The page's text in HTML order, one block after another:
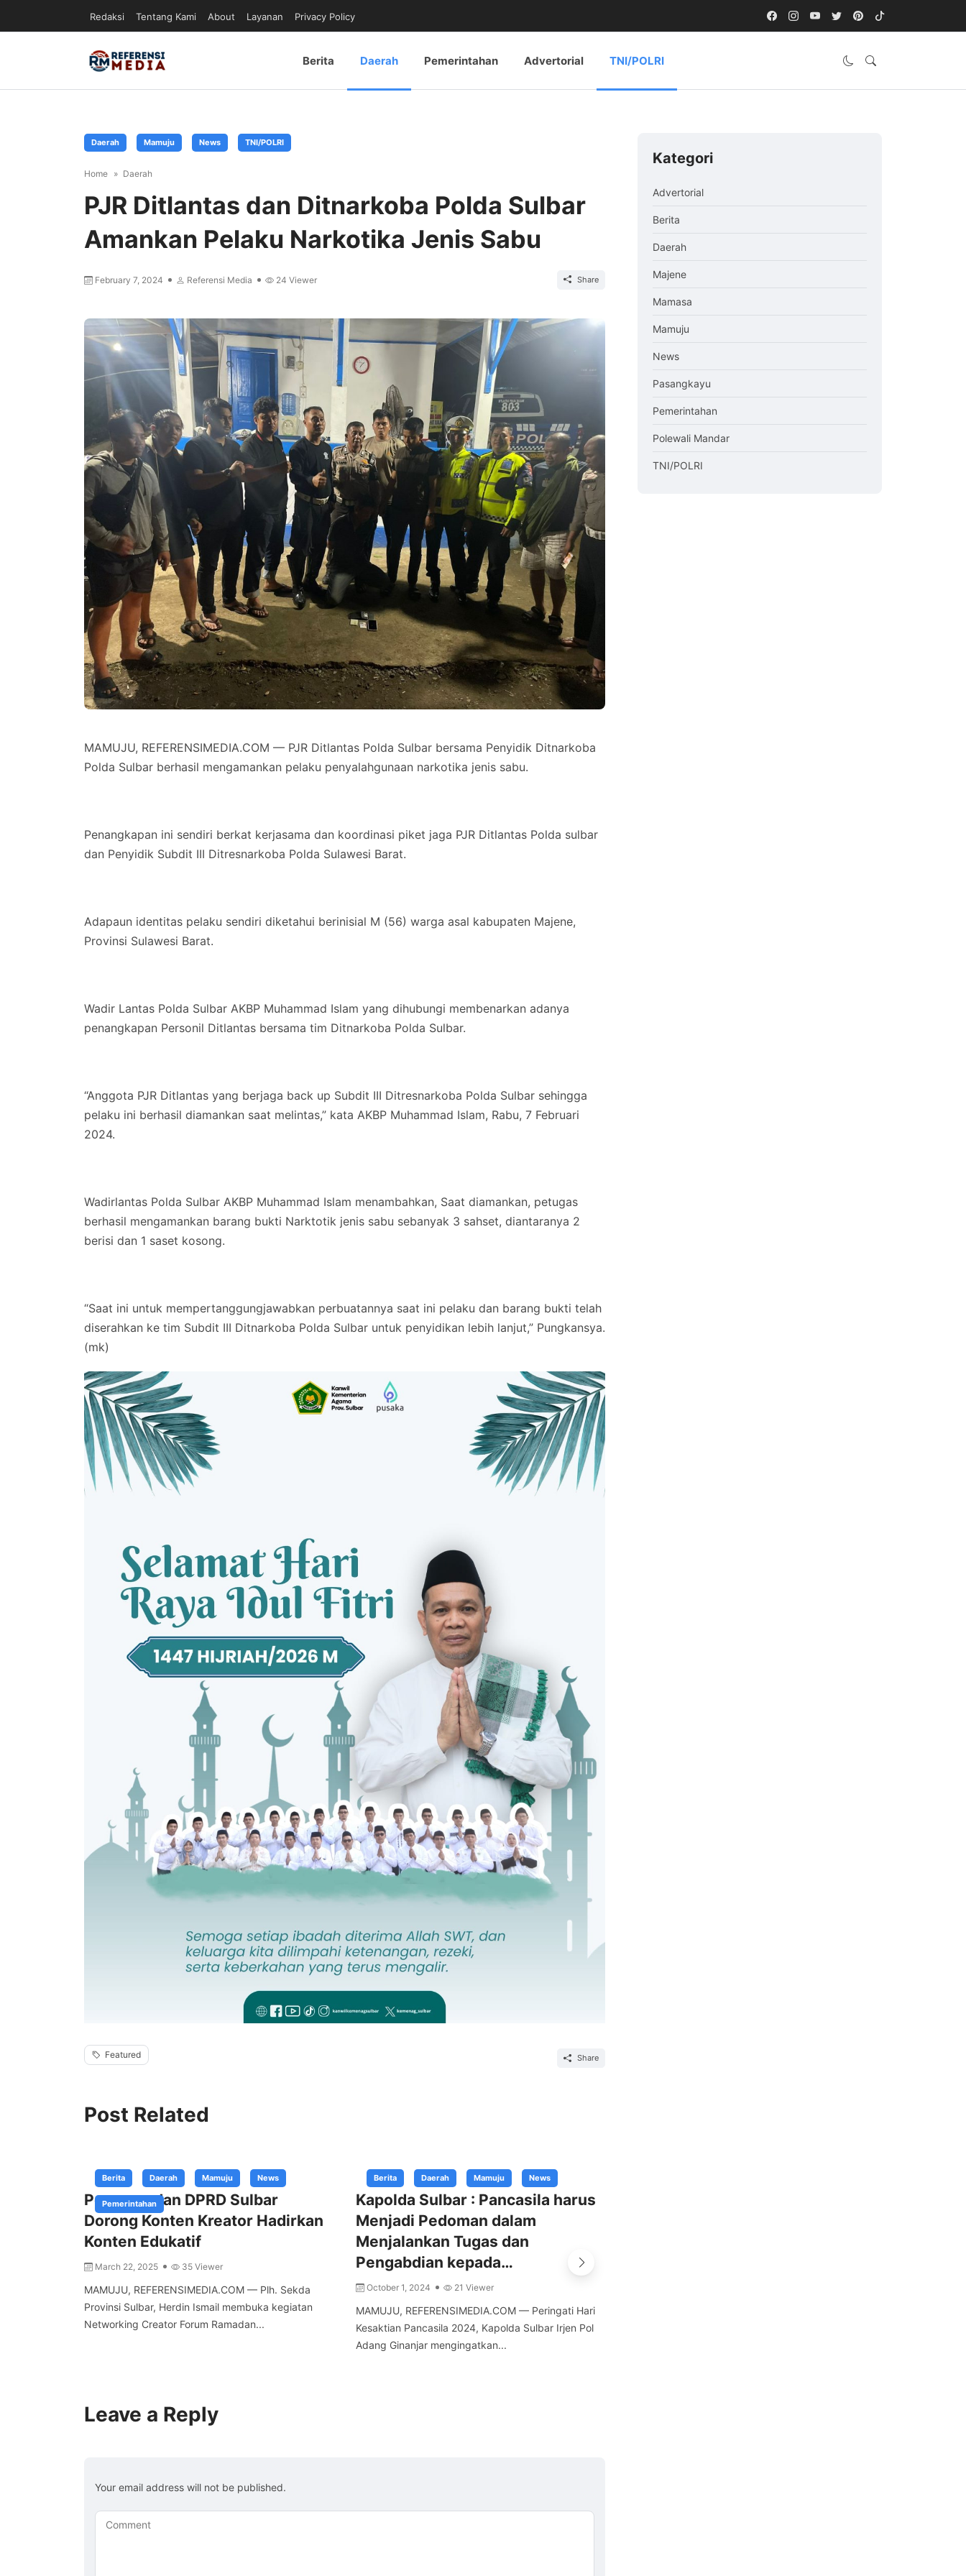
Redaksi Tentang Kami About Layanan Privacy Policy
Berita Daerah Pemerintahan Advertorial TNI/POLRI
Daerah Mamuju News TNI/POLRI
Home Daerah
PJR Ditlantas dan Ditnarkoba Polda Sulbar
Amankan Pelaku Narkotika Jenis Sabu
February 7, 2024 Referensi Media 24 Viewer Share
MAMUJU, REFERENSIMEDIA.COM — PJR Ditlantas Polda Sulbar bersama Penyidik Ditnarkoba
Polda Sulbar berhasil mengamankan pelaku penyalahgunaan narkotika jenis sabu.
Penangkapan ini sendiri berkat kerjasama dan koordinasi piket jaga PJR Ditlantas Polda sulbar
dan Penyidik Subdit III Ditresnarkoba Polda Sulawesi Barat.
Adapaun identitas pelaku sendiri diketahui berinisial M (56) warga asal kabupaten Majene,
Provinsi Sulawesi Barat.
Wadir Lantas Polda Sulbar AKBP Muhammad Islam yang dihubungi membenarkan adanya
penangkapan Personil Ditlantas bersama tim Ditnarkoba Polda Sulbar.
“Anggota PJR Ditlantas yang berjaga back up Subdit III Ditresnarkoba Polda Sulbar sehingga
pelaku ini berhasil diamankan saat melintas,” kata AKBP Muhammad Islam, Rabu, 7 Februari
2024.
Wadirlantas Polda Sulbar AKBP Muhammad Islam menambahkan, Saat diamankan, petugas
berhasil mengamankan barang bukti Narktotik jenis sabu sebanyak 3 sahset, diantaranya 2
berisi dan 1 saset kosong.
“Saat ini untuk mempertanggungjawabkan perbuatannya saat ini pelaku dan barang bukti telah
diserahkan ke tim Subdit III Ditnarkoba Polda Sulbar untuk penyidikan lebih lanjut,” Pungkansya.
(mk)
Featured Share
Post Related
Berita Daerah Mamuju News
Pemerintahan
Pemprov dan DPRD Sulbar
Dorong Konten Kreator Hadirkan
Konten Edukatif
March 22, 2025 35 Viewer
MAMUJU, REFERENSIMEDIA.COM — Plh. Sekda
Provinsi Sulbar, Herdin Ismail membuka kegiatan
Networking Creator Forum Ramadan...
Berita Daerah Mamuju News
Kapolda Sulbar : Pancasila harus
Menjadi Pedoman dalam
Menjalankan Tugas dan
Pengabdian kepada…
October 1, 2024 21 Viewer
MAMUJU, REFERENSIMEDIA.COM — Peringati Hari
Kesaktian Pancasila 2024, Kapolda Sulbar Irjen Pol
Adang Ginanjar mengingatkan...
Leave a Reply
Your email address will not be published.
Comment
Kategori
Advertorial
Berita
Daerah
Majene
Mamasa
Mamuju
News
Pasangkayu
Pemerintahan
Polewali Mandar
TNI/POLRI